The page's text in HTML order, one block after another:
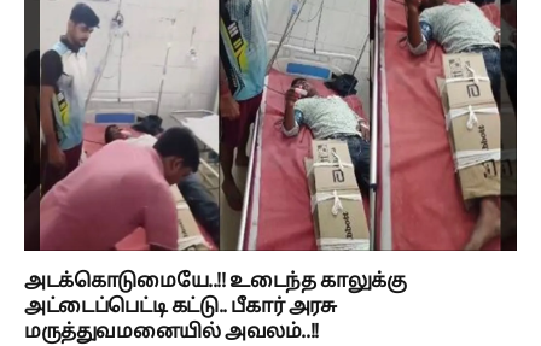
அடக்கொடுமையே..!! உடைந்த காலுக்கு
அட்டைப்பெட்டி கட்டு.. பீகார் அரசு
மருத்துவமனையில் அவலம்..!!